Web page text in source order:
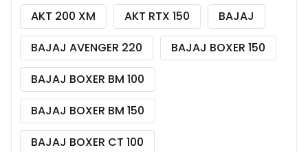
AKT 200 XM
AKT RTX 150
BAJAJ
BAJAJ AVENGER 220
BAJAJ BOXER 150
BAJAJ BOXER BM 100
BAJAJ BOXER BM 150
BAJAJ BOXER CT 100